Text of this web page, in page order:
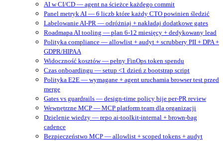
AI w CI/CD — agent na ścieżce każdego commit
Panel metryk AI — 6 liczb które każdy CTO powinien śledzić
Labelowanie AI-PR — odróżniaj + nakładaj dodatkowe gates
Roadmapa AI tooling — plan 6-12 miesięcy + dedykowany lead
Polityka compliance — allowlist + audyt + scrubbery PII + DPA +
GDPR/HIPAA
Widoczność kosztów — pełny FinOps token spendu
Czas onboardingu — setup <1 dzień z bootstrap script
Polityka E2E — wymagane + agent uruchamia browser test przed
merge
Gates vs guardrails — design-time policy bije per-PR review
Wewnętrzne MCP — MCP platform team dla organizacji
Dzielenie wiedzy — repo ai-toolkit-internal + brown-bag
cadence
Bezpieczeństwo MCP — allowlist + scoped tokens + audyt